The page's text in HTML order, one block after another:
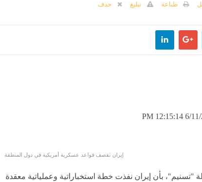
طباعة تبليغ حذف
6/11/2026
إيران تقصف قواعد عسكرية أمريكية في دول المنطقة
"تسنيم"، بأن إيران نفذت خطة استخباراتية وعملياتية معقدة